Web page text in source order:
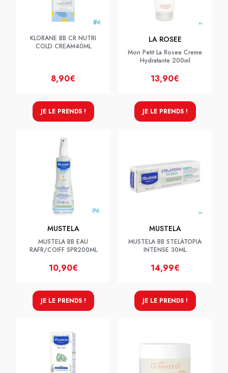
KLORANE BB CR NUTRI
COLD CREAM40ML
8,90€
JE LE PRENDS !
LA ROSEE
Mon Petit La Rosee Creme
Hydratante 200ml
13,90€
JE LE PRENDS !
MUSTELA
MUSTELA BB EAU
RAFR/COIFF SPR200ML
10,90€
JE LE PRENDS !
MUSTELA
MUSTELA BB STELATOPIA
INTENSE 30ML
14,99€
JE LE PRENDS !